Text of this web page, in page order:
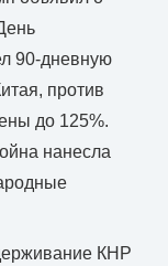
90-дневную
против
до 125%.
нанесла
КНР